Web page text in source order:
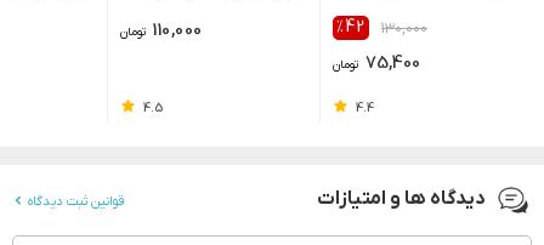
٪42 130,000
تومان 75,400
4.4
تومان 110,000
4.5
دیدگاه ها و امتیازات قوانین ثبت دیدگاه